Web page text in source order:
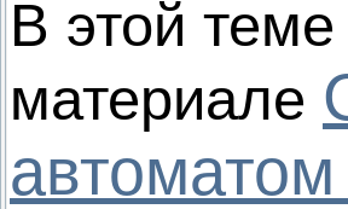
В этой
материале